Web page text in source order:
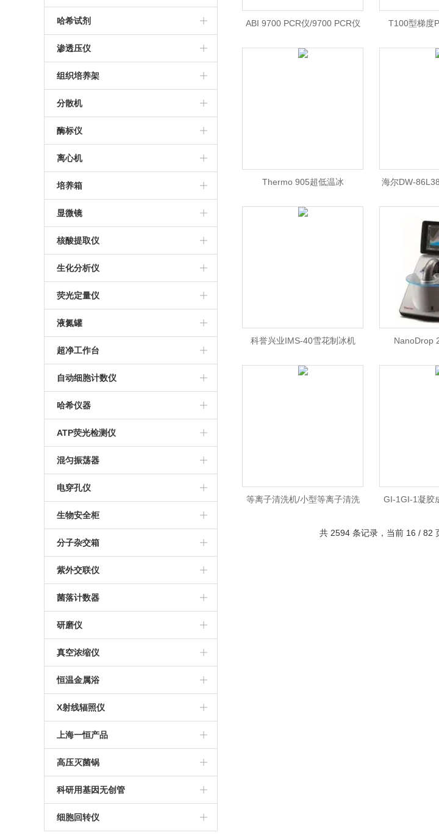
THZ-C恒温振荡器
美国帝强水分测定仪
日本KETT水分测定仪
哈希试剂
哈希试剂
渗透压仪
进口渗透压仪
组织培养架
组织培养架
分散机
推荐分散机
德国IKA分散机
酶标仪
Thermo MultiskanFC酶标仪
BioTek SynergyLX
Bio-Rad iMark酶标仪
美国MD M4多功能酶标仪
帝肯M200 Pro多功能酶标仪
离心机
Sigma离心机
艾本德5430R离心机
艾本德5810R高速冷冻离心机
冷冻离心机
赛多利斯
Eppendorf 离心机
贝克曼CytoFLEX流式细胞仪
美国Labnet微孔板离心机
Thermo Pico17离心机
赛特湘仪离心机
Thermo离心机
培养箱
三气培养箱
霉菌培养箱
三温区光照培养箱
人工气候箱
生化培养箱
显微镜
莱卡显微镜
尼康显微镜
澳浦显微镜
倒置显微镜
推荐显微镜
核酸提取仪
百泰克核酸提取仪
核酸提取仪
生化分析仪
M-100生物传感器分析仪
S-10生物传感器分析仪
M-2000生物过程生化分析仪
Nova 多参数生化分析仪
M-900生物过程生化分析仪
谷氨酸分析仪
M-100乳酸分析仪
M-100葡萄糖分析仪
荧光定量仪
Qubit4.0
Qubit Flex荧光计
液氮罐
东亚液氮罐
MVE液氮罐
超净工作台
哈东联
自动细胞计数仪
IC1000细胞计数板
Countess 3自动细胞计数仪
Countstar Rigel S5
Thermo Fish
Countstar自动细胞计数仪
哈希仪器
DR900便携式多参数比色计
DR1010 COD测定仪
ATP荧光检测仪
美国Hyginea
混匀振荡器
TYMR-IIIA
艾本德恒温混匀仪
Eppendorf
电穿孔仪
Bio-Rad
生物安全柜
哈东联
ESCO
分子杂交箱
美国UVP
紫外交联仪
美国UVP
菌落计数器
法国interscience
研磨仪
JXFSTPRP-CLN冷冻研磨仪
真空浓缩仪
Concentrator plus
恒温金属浴
MK200-4恒温金属浴
X射线辐照仪
RS1800Q X射线细胞辐照仪
RS2000plus X射线辐照仪
RS2000pro 生物学X射线辐照仪
上海一恒产品
恒温恒湿箱
恒温振荡器
电热恒温培养箱
高压灭菌锅
申安高压灭菌锅
科研用基因无创管
Streck基因无创管
细胞回转仪
ABI 9700 PCR仪/9700 PCR仪
价格/ABI PCR仪
T100型梯度
T100梯度
Thermo 905超低温冰
箱/Thermo 905超低温冰箱价
海尔DW-
尔DW-86L388
科誉兴业IMS-40雪花制冰机 NanoDrop
NanoDrop
等离子清洗机/小型等离子清洗 GI-1GI-1凝胶
像系统价
共 2594 条记录，当前 16 / 82